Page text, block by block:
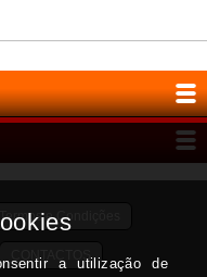
Termos e Condições
CONTACTOS